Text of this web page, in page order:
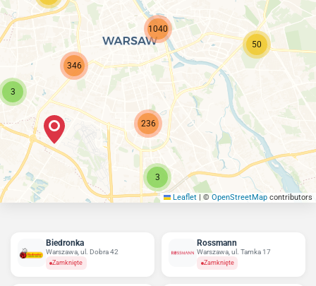
50
1040
236
346
3
3
Leaflet | © OpenStreetMap contributors
Biedronka
Warszawa, ul. Dobra 42
Zamknięte
Rossmann
Warszawa, ul. Tamka 17
Zamknięte